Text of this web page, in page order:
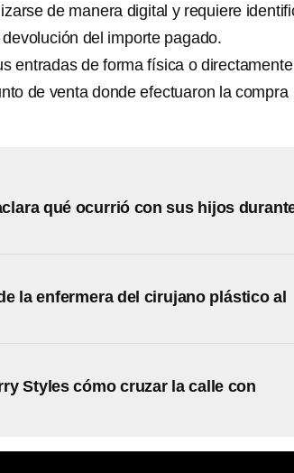
de manera digital y requiere
del importe pagado.
entradas de forma física o
de venta donde efectuaron la compra
qué ocurrió con sus hijos
la enfermera del cirujano plástico al
Styles cómo cruzar la calle con